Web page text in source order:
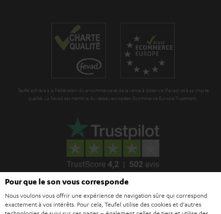
Teufel adhère à la Fédération du e-commerce et de la vente à distance (Fevad) et à sa charte
qualité. La Fevad est membre du réseau européen Ecommerce Europe Trustmark.
Le Blog Teufel
Pour que le son vous corresponde
Nous voulons vous offrir une expérience de navigation sûre qui correspond
exactement à vos intérêts. Pour cela, Teufel utilise des cookies et d'autres